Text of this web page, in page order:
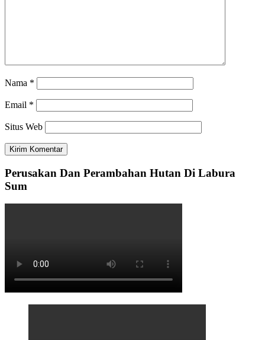
Nama *
Email *
Situs Web
Perusakan Dan Perambahan Hutan Di Labura
Sum